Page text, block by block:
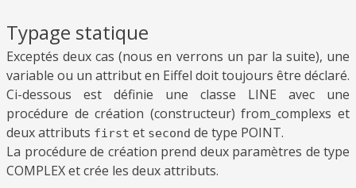
Typage statique
Exceptés deux cas (nous en verrons un par la suite), une
variable ou un attribut en Eiffel doit toujours être déclaré.
Ci-dessous est définie une classe LINE avec une
procédure de création (constructeur)from_complexs et
deux attributs first et second de type POINT.
La procédure de création prend deux paramètres de type
COMPLEXet crée les deux attributs.